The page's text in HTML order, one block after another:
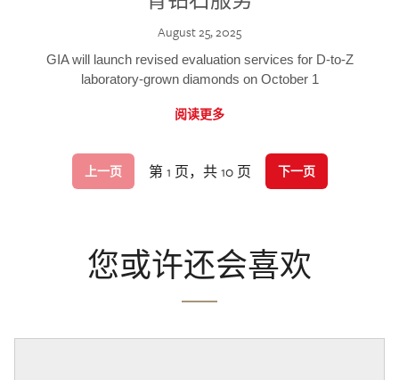
August 25, 2025
GIA will launch revised evaluation services for D-to-Z
laboratory-grown diamonds on October 1
阅读更多
上一页 第 1 页，共 10 页 下一页
您或许还会喜欢